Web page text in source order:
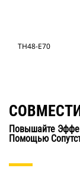
TH48-E70
Повышайте
Помощью